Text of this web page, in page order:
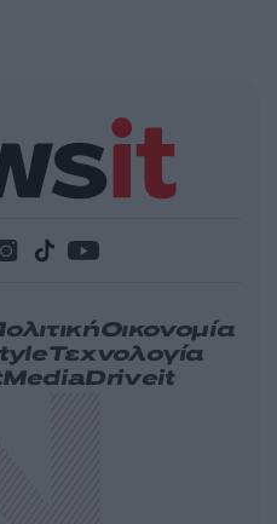
Οικονομία
Τεχνολογία
MediaDriveit